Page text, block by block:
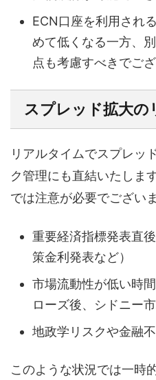
ECN口座を利用され
めて低くなる一方、
点も考慮すべきでござ
スプレッド拡大の
リアルタイムでスプレッ
ク管理にも直結いたしま
では注意が必要でございま
重要経済指標発表直
策金利発表など）
市場流動性が低い時
ローズ後、シドニー
地政学リスクや金融
このような状況では一時